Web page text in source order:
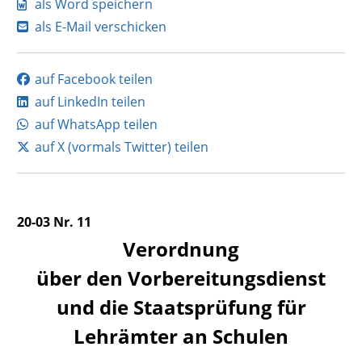
als Word speichern
als E-Mail verschicken
auf Facebook teilen
auf LinkedIn teilen
auf WhatsApp teilen
auf X (vormals Twitter) teilen
20-03 Nr. 11
Verordnung
über den Vorbereitungsdienst
und die Staatsprüfung für
Lehrämter an Schulen